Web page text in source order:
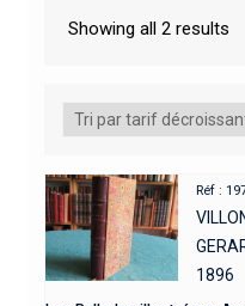
Showing all 2 results
Réf :
1896